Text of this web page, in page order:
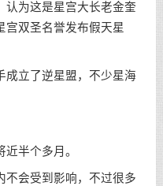
认为这是星宫大长老金奎
宫双圣名誉发布假天星
成立了逆星盟，不少星海
半个多月。
不会受到影响，不过很多